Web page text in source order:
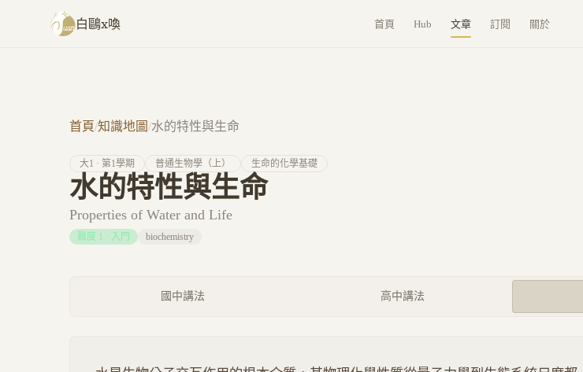
跳至主要內容
白鷗x喚 首頁 Hub 文章 訂閱 關於
首頁/知識地圖/水的特性與生命
大1 · 第1學期 普通生物學（上） 生命的化學基礎
水的特性與生命
Properties of Water and Life
難度 1 · 入門 biochemistry
國中講法 高中講法